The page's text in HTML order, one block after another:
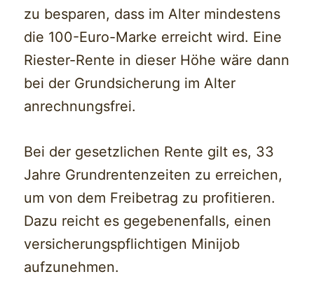
zu besparen, dass im Alter mindestens
die 100-Euro-Marke erreicht wird. Eine
Riester-Rente in dieser Höhe wäre dann
bei der Grundsicherung im Alter
anrechnungsfrei.
Bei der gesetzlichen Rente gilt es, 33
Jahre Grundrentenzeiten zu erreichen,
um von dem Freibetrag zu profitieren.
Dazu reicht es gegebenenfalls, einen
versicherungspflichtigen Minijob
aufzunehmen.